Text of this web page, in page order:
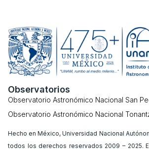
Observatorios
Observatorio Astronómico Nacional San
Observatorio Astronómico Nacional
Hecho en México, Universidad Nacional
todos los derechos reservados 2009 – 2025.